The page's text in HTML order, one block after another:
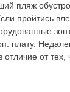
пляж
пройтись
плату.
отличие от